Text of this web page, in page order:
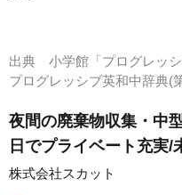
出典 小学館「プログレッ
プログレッシブ英和中辞典
夜間の廃棄物収集・中
日でプライベート充実/
株式会社スカット